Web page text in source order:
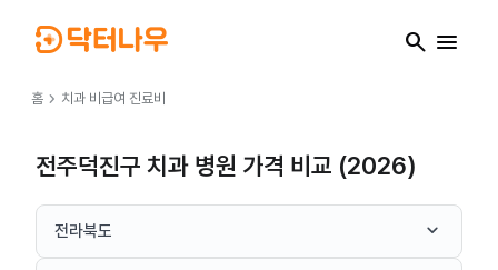
search menu
홈 chevron_right 치과 비급여 진료비
전주덕진구 치과 병원 가격 비교 (2026)
전라북도 keyboard_arrow_down